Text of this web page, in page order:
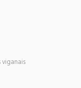
viganais